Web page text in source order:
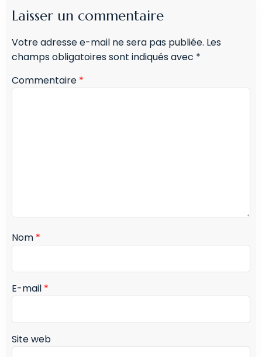
Laisser un commentaire
Votre adresse e-mail ne sera pas publiée. Les
champs obligatoires sont indiqués avec *
Commentaire *
Nom *
E-mail *
Site web